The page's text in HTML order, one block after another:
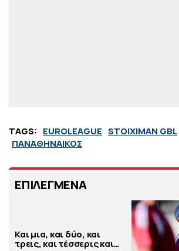
TAGS: EUROLEAGUE STOIXIMAN GBL
ΠΑΝΑΘΗΝΑΙΚΟΣ
ΕΠΙΛΕΓΜΕΝΑ
Και μια, και δύο, και
τρεις, και τέσσερις και…